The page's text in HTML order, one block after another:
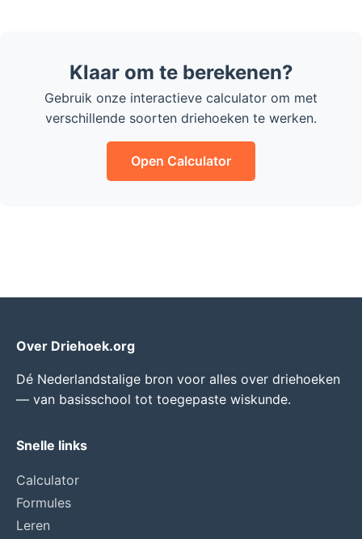
Klaar om te berekenen?
Gebruik onze interactieve calculator om met
verschillende soorten driehoeken te werken.
Open Calculator
Over Driehoek.org
Dé Nederlandstalige bron voor alles over driehoeken
— van basisschool tot toegepaste wiskunde.
Snelle links
Calculator
Formules
Leren